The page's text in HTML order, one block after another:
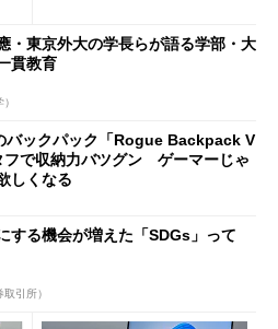
・東京外大の学長らが語る学部・大
貫教育
バックパック「Rogue Backpack V
フで収納力バツグン ゲーマーじゃ
しくなる
する機会が増えた「SDGs」って
引所）